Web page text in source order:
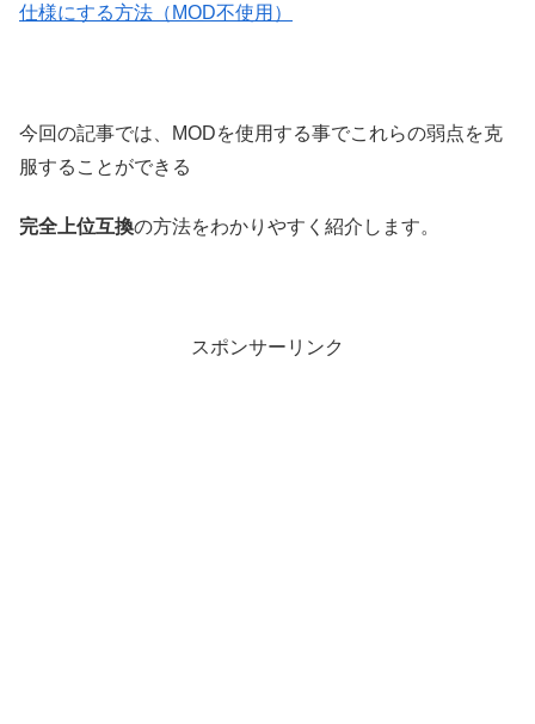
仕様にする方法（MOD不使用）
今回の記事では、MODを使用する事でこれらの弱点を克
服することができる
完全上位互換の方法をわかりやすく紹介します。
スポンサーリンク